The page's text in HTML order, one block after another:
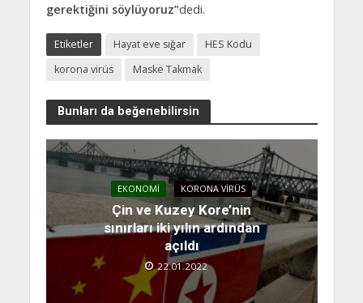
gerektiğini söylüyoruz”dedi.
Etiketler Hayat eve sığar
HES Kodu
korona virüs
Maske Takmak
Bunları da beğenebilirsin
EKONOMI KORONA VIRÜS
Çin ve Kuzey Kore’nin
sınırları iki yılın ardından
açıldı
22.01.2022